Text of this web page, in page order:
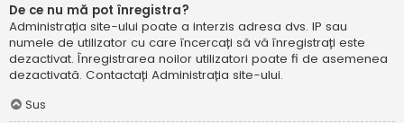
De ce nu mă pot înregistra?
Administrația site-ului poate a interzis adresa dvs. IP sau
numele de utilizator cu care încercați să vă înregistrați este
dezactivat. Înregistrarea noilor utilizatori poate fi de asemenea
dezactivată. Contactați Administrația site-ului.
Sus